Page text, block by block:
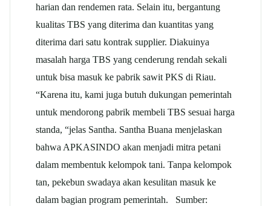
harian dan rendemen rata. Selain itu, bergantung
kualitas TBS yang diterima dan kuantitas yang
diterima dari satu kontrak supplier. Diakuinya
masalah harga TBS yang cenderung rendah sekali
untuk bisa masuk ke pabrik sawit PKS di Riau.
“Karena itu, kami juga butuh dukungan pemerintah
untuk mendorong pabrik membeli TBS sesuai harga
standa, “jelas Santha. Santha Buana menjelaskan
bahwa APKASINDO akan menjadi mitra petani
dalam membentuk kelompok tani. Tanpa kelompok
tan, pekebun swadaya akan kesulitan masuk ke
dalam bagian program pemerintah. Sumber: